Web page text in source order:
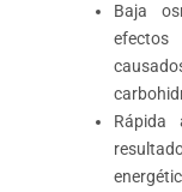
Baja
Rápida